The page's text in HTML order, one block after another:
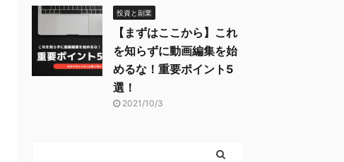
投資と副業
【まずはここから】これ
を知らずに動画編集を始
めるな！重要ポイント5
選！
2021/10/3